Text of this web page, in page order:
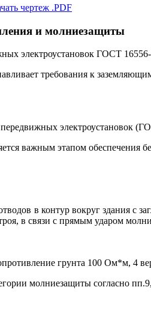
чертеж .PDF
и молниезащиты
электроустановок ГОСТ
требования к
электроустановок
важным этапом обеспечения
в контур вокруг здания с
в связи с прямым ударом
грунта 100 Ом*м, 4
молниезащиты согласно